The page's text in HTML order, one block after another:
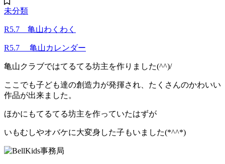
未分類
R5.7 亀山わくわく
R5.7 亀山カレンダー
亀山クラブではてるてる坊主を作りました(^^)/
ここでも子ども達の創造力が発揮され、たくさんのかわいい
作品が出来ました。
ほかにもてるてる坊主を作っていたはずが
いもむしやオバケに大変身した子もいました(*^^*)